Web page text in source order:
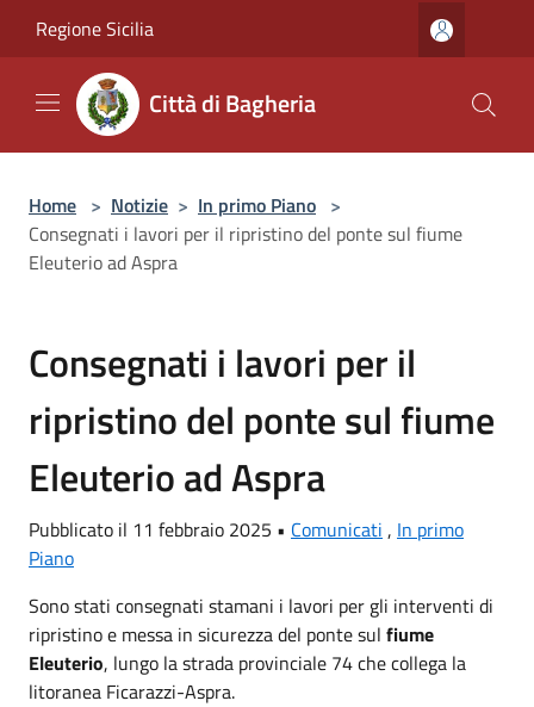
Regione Sicilia
Città di Bagheria
Home > Notizie > In primo Piano >
Consegnati i lavori per il ripristino del ponte sul fiume
Eleuterio ad Aspra
Consegnati i lavori per il
ripristino del ponte sul fiume
Eleuterio ad Aspra
Pubblicato il 11 febbraio 2025 • Comunicati , In primo
Piano
Sono stati consegnati stamani i lavori per gli interventi di
ripristino e messa in sicurezza del ponte sul fiume
Eleuterio, lungo la strada provinciale 74 che collega la
litoranea Ficarazzi-Aspra.